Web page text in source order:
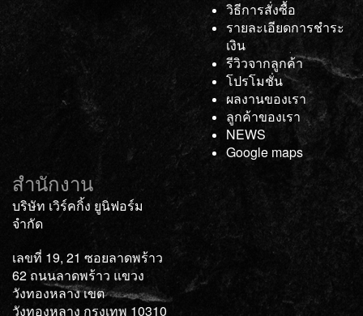
วิธีการสั่งซื้อ
รายละเอียดการชำระ
เงิน
รีวิวจากลูกค้า
โปรโมชั่น
ผลงานของเรา
ลูกค้าของเรา
NEWS
Google maps
สำนักงาน
บริษัท เวิร์คกิ้ง ยูนิฟอร์ม
จำกัด
เลขที่ 19, 21 ซอยลาดพร้าว
62 ถนนลาดพร้าว แขวง
วังทองหลาง เขต
วังทองหลาง กรุงเทพ 10310